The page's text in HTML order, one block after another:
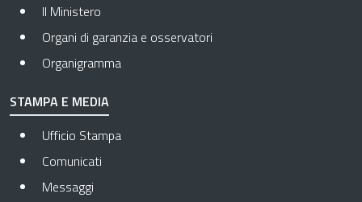
Il Ministero
Organi di garanzia e osservatori
Organigramma
STAMPA E MEDIA
Ufficio Stampa
Comunicati
Messaggi